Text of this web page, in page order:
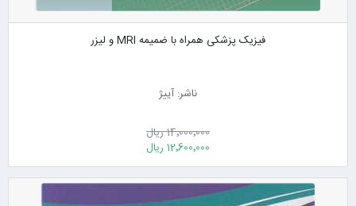
فیزیک پزشکی همراه با ضمیمه MRI و لیزر
ناشر: آییژ
14٬000٬000 ریال
12٬600٬000 ریال